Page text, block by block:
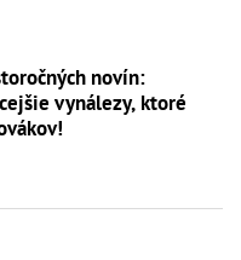
novín:
vynálezy, ktoré